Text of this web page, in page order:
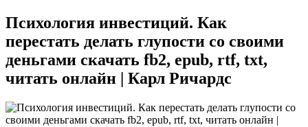
Психология инвестиций. Как
перестать делать глупости со своими
деньгами скачать fb2, epub, rtf, txt,
читать онлайн | Карл Ричардс